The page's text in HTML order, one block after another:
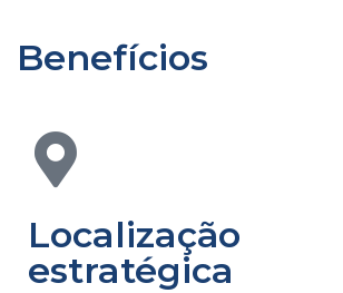
Benefícios
Localização
estratégica